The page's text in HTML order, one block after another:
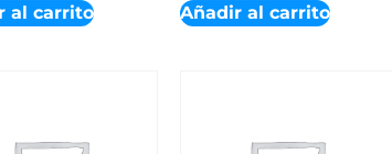
al carrito Añadir al carrito